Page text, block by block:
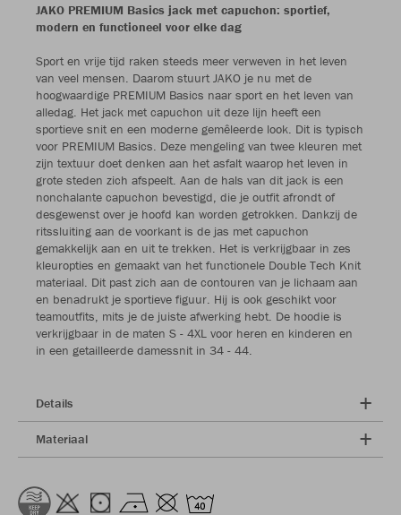
JAKO PREMIUM Basics jack met capuchon: sportief,
modern en functioneel voor elke dag
Sport en vrije tijd raken steeds meer verweven in het leven
van veel mensen. Daarom stuurt JAKO je nu met de
hoogwaardige PREMIUM Basics naar sport en het leven van
alledag. Het jack met capuchon uit deze lijn heeft een
sportieve snit en een moderne gemêleerde look. Dit is typisch
voor PREMIUM Basics. Deze mengeling van twee kleuren met
zijn textuur doet denken aan het asfalt waarop het leven in
grote steden zich afspeelt. Aan de hals van dit jack is een
nonchalante capuchon bevestigd, die je outfit afrondt of
desgewenst over je hoofd kan worden getrokken. Dankzij de
ritssluiting aan de voorkant is de jas met capuchon
gemakkelijk aan en uit te trekken. Het is verkrijgbaar in zes
kleuropties en gemaakt van het functionele Double Tech Knit
materiaal. Dit past zich aan de contouren van je lichaam aan
en benadrukt je sportieve figuur. Hij is ook geschikt voor
teamoutfits, mits je de juiste afwerking hebt. De hoodie is
verkrijgbaar in de maten S - 4XL voor heren en kinderen en
in een getailleerde damessnit in 34 - 44.
Details
Materiaal